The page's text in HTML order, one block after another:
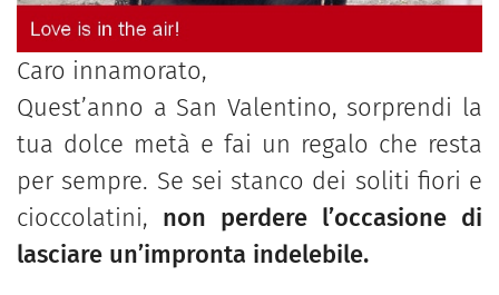
Caro innamorato,
Quest’anno a San Valentino, sorprendi la
tua dolce metà e fai un regalo che resta
per sempre. Se sei stanco dei soliti fiori e
cioccolatini, non perdere l’occasione di
lasciare un’impronta indelebile.